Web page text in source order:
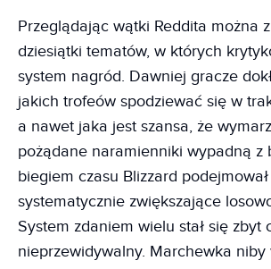
Przeglądając wątki Reddita można
dziesiątki tematów, w których
system nagród. Dawniej gracze
jakich trofeów spodziewać się w
a nawet jaka jest szansa, że
pożądane naramienniki wypadną z
biegiem czasu Blizzard
systematycznie zwiększające
System zdaniem wielu stał się zbyt
nieprzewidywalny. Marchewka niby